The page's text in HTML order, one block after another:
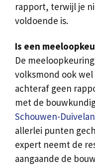
rapport, terwijl je
voldoende is.
Is een
De
volksmond ook
achteraf geen
met de
Schouwen-
allerlei punten
expert neemt de
aangaande de